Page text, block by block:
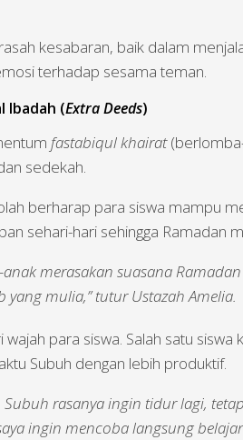
kesabaran, baik dalam
terhadap sesama teman.
Ibadah (Extra Deeds)
fastabiqul khairat
sedekah.
berharap para siswa mampu
sehari-hari sehingga Ramadan
anak merasakan suasana
yang mulia,” tutur Ustazah Amelia.
para siswa. Salah satu
Subuh dengan lebih produktif.
Subuh rasanya ingin tidur lagi,
ingin mencoba langsung